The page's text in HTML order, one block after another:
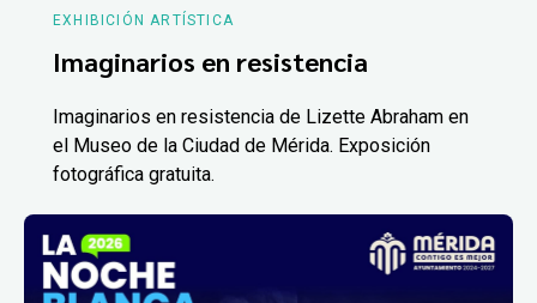
EXHIBICIÓN ARTÍSTICA
Imaginarios en resistencia
Imaginarios en resistencia de Lizette Abraham en
el Museo de la Ciudad de Mérida. Exposición
fotográfica gratuita.